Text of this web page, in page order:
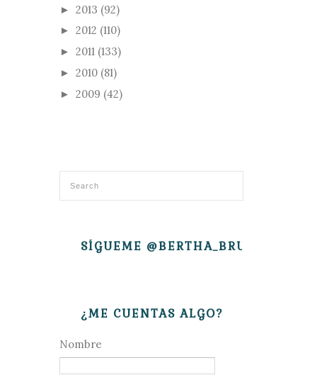
► 2013 (92)
► 2012 (110)
► 2011 (133)
► 2010 (81)
► 2009 (42)
SÍGUEME @BERTHA_BRUJITA
¿ME CUENTAS ALGO?
Nombre